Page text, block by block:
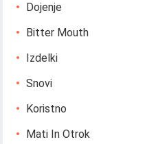
Dojenje
Bitter Mouth
Izdelki
Snovi
Koristno
Mati In Otrok